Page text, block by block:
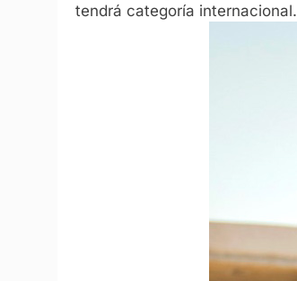
tendrá categoría internacional.